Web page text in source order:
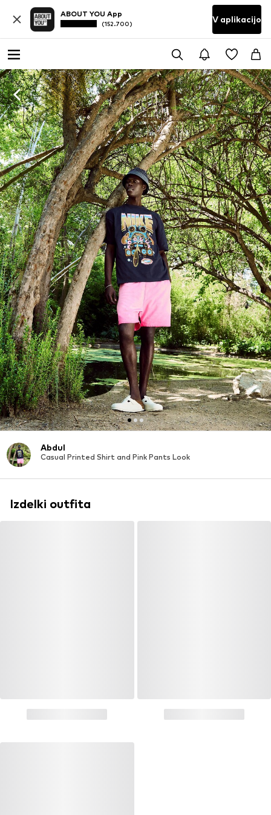
ABOUT YOU App
(152.700) V aplikacijo
Abdul
Casual Printed Shirt and Pink Pants Look
Izdelki outfita